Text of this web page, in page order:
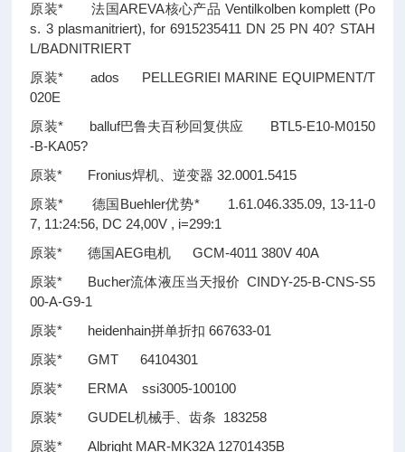
原装* 法国AREVA核心产品 Ventilkolben komplett (Po
s. 3 plasmanitriert), for 6915235411 DN 25 PN 40? STAH
L/BADNITRIERT
原装* ados PELLEGRIEI MARINE EQUIPMENT/T
020E
原装* balluf巴鲁夫百秒回复供应 BTL5-E10-M0150
-B-KA05?
原装* Fronius焊机、逆变器 32.0001.5415
原装* 德国Buehler优势* 1.61.046.335.09, 13-11-0
7, 11:24:56, DC 24,00V , i=299:1
原装* 德国AEG电机 GCM-4011 380V 40A
原装* Bucher流体液压当天报价 CINDY-25-B-CNS-S5
00-A-G9-1
原装* heidenhain拼单折扣 667633-01
原装* GMT 64104301
原装* ERMA ssi3005-100100
原装* GUDEL机械手、齿条 183258
原装* Albright MAR-MK32A 12701435B